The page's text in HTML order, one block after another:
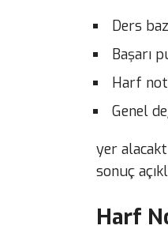
Ders
Başarı
Harf
Genel
yer
sonuç
Harf